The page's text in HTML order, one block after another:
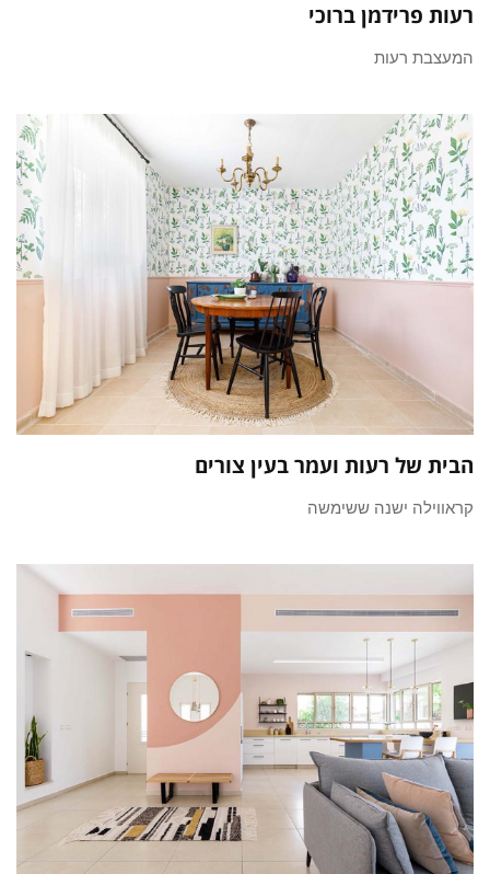
רעות פרידמן ברוכי
המעצבת רעות
הבית של רעות ועמר בעין צורים
קראווילה ישנה ששימשה